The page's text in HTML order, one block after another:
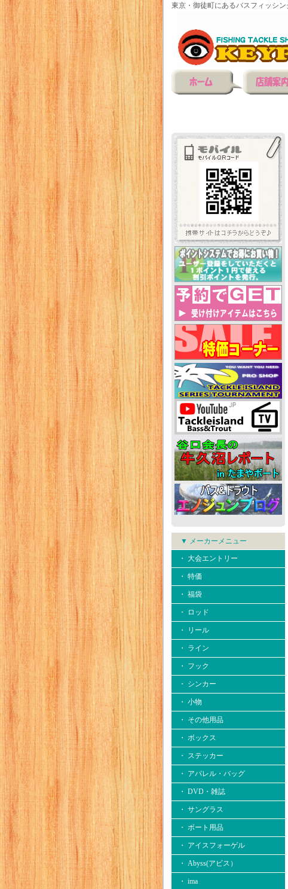
東京・御徒町にあるバスフィッシ
▼ メーカーメニュー
・ 大会エントリー
・ 特価
・ 福袋
・ ロッド
・ リール
・ ライン
・ フック
・ シンカー
・ 小物
・ その他用品
・ ボックス
・ ステッカー
・ アパレル・バッグ
・ DVD・雑誌
・ サングラス
・ ボート用品
・ アイスフォーゲル
・ Abyss(アビス）
・ ima